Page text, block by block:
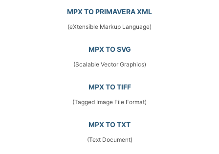
MPX TO PRIMAVERA XML
(eXtensible Markup Language)
MPX TO SVG
(Scalable Vector Graphics)
MPX TO TIFF
(Tagged Image File Format)
MPX TO TXT
(Text Document)